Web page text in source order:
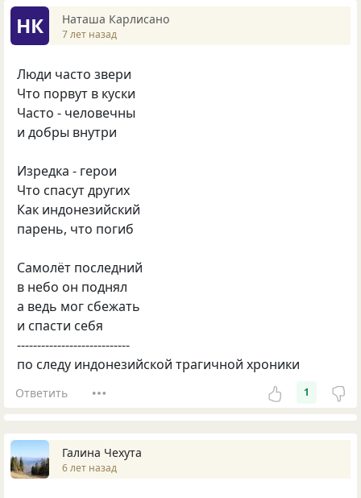
НК Наташа Карлисано
7 лет назад
Люди часто звери
Что порвут в куски
Часто - человечны
и добры внутри
Изредка - герои
Что спасут других
Как индонезийский
парень, что погиб
Самолёт последний
в небо он поднял
а ведь мог сбежать
и спасти себя
----------------------------
по следу индонезийской трагичной хроники
Ответить 1
Галина Чехута
6 лет назад